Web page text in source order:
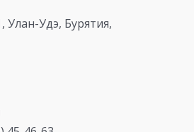
Улан-Удэ, Бурятия,